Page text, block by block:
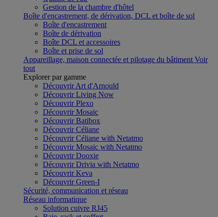
Gestion de la chambre d'hôtel
Boîte d'encastrement, de dérivation, DCL et boîte de sol
Boîte d'encastrement
Boîte de dérivation
Boîte DCL et accessoires
Boîte et prise de sol
Appareillage, maison connectée et pilotage du bâtiment Voir
tout
Explorer par gamme
Découvrir Art d'Arnould
Découvrir Living Now
Découvrir Plexo
Découvrir Mosaic
Découvrir Batibox
Découvrir Céliane
Découvrir Céliane with Netatmo
Découvrir Mosaic with Netatmo
Découvrir Dooxie
Découvrir Drivia with Netatmo
Découvrir Keva
Découvrir Green-I
Sécurité, communication et réseau
Réseau informatique
Solution cuivre RJ45